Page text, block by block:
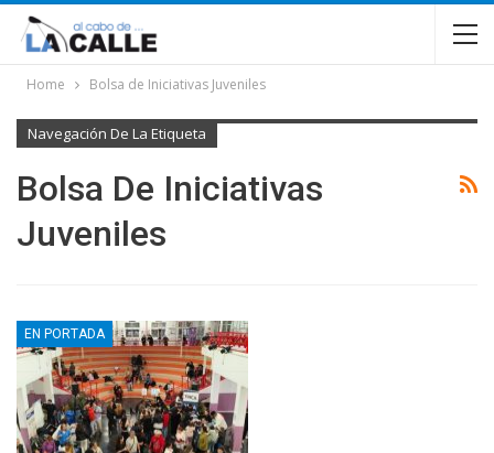
Home Bolsa de Iniciativas Juveniles
Navegación De La Etiqueta
Bolsa De Iniciativas
Juveniles
EN PORTADA